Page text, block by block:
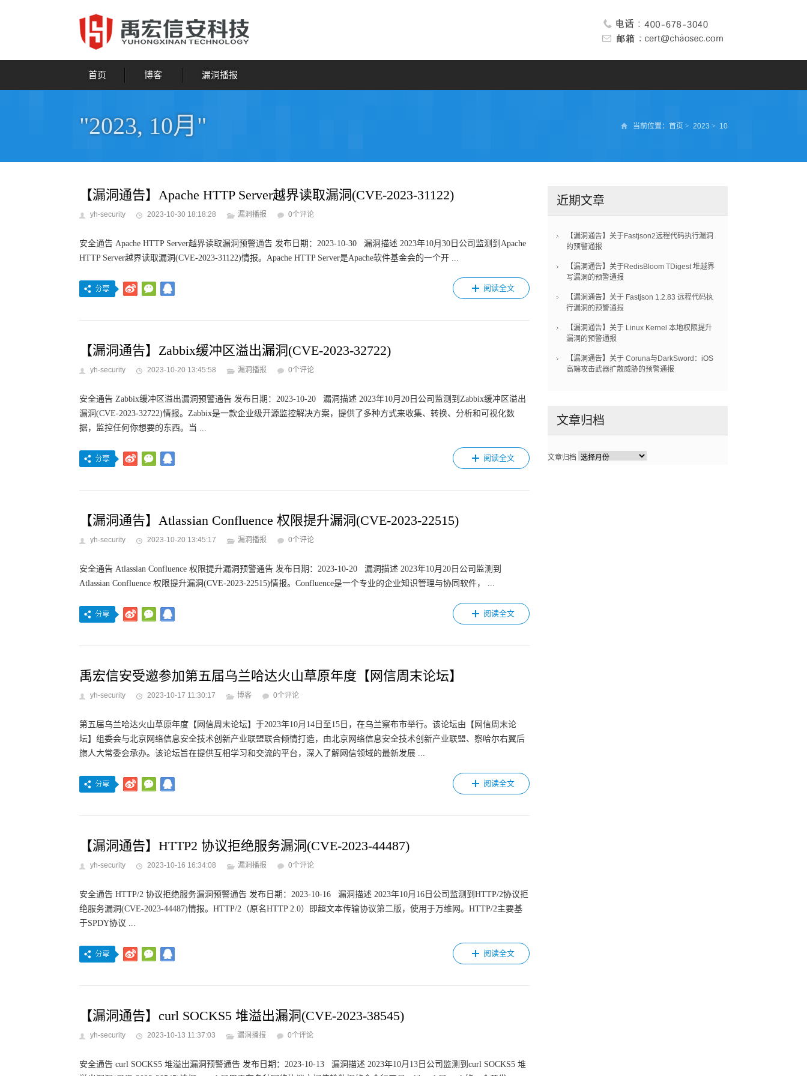
首页 博客 漏洞播报
"2023, 10月" 当前位置： 首页 > 2023 > 10
【漏洞通告】Apache HTTP Server越界读取漏洞(CVE-2023-31122)
yh-security 2023-10-30 18:18:28 漏洞播报 0个评论
安全通告 Apache HTTP Server越界读取漏洞预警通告 发布日期：2023-10-30 漏洞描述 2023年10月30日公司监测到Apache
HTTP Server越界读取漏洞(CVE-2023-31122)情报。Apache HTTP Server是Apache软件基金会的一个开 ...
阅读全文
【漏洞通告】Zabbix缓冲区溢出漏洞(CVE-2023-32722)
yh-security 2023-10-20 13:45:58 漏洞播报 0个评论
安全通告 Zabbix缓冲区溢出漏洞预警通告 发布日期：2023-10-20 漏洞描述 2023年10月20日公司监测到Zabbix缓冲区溢出
漏洞(CVE-2023-32722)情报。Zabbix是一款企业级开源监控解决方案，提供了多种方式来收集、转换、分析和可视化数
据，监控任何你想要的东西。当 ...
阅读全文
【漏洞通告】Atlassian Confluence 权限提升漏洞(CVE-2023-22515)
yh-security 2023-10-20 13:45:17 漏洞播报 0个评论
安全通告 Atlassian Confluence 权限提升漏洞预警通告 发布日期：2023-10-20 漏洞描述 2023年10月20日公司监测到
Atlassian Confluence 权限提升漏洞(CVE-2023-22515)情报。Confluence是一个专业的企业知识管理与协同软件， ...
阅读全文
禹宏信安受邀参加第五届乌兰哈达火山草原年度【网信周末论坛】
yh-security 2023-10-17 11:30:17 博客 0个评论
第五届乌兰哈达火山草原年度【网信周末论坛】于2023年10月14日至15日，在乌兰察布市举行。该论坛由【网信周末论
坛】组委会与北京网络信息安全技术创新产业联盟联合倾情打造，由北京网络信息安全技术创新产业联盟、察哈尔右翼后
旗人大常委会承办。该论坛旨在提供互相学习和交流的平台，深入了解网信领域的最新发展 ...
阅读全文
【漏洞通告】HTTP2 协议拒绝服务漏洞(CVE-2023-44487)
yh-security 2023-10-16 16:34:08 漏洞播报 0个评论
安全通告 HTTP/2 协议拒绝服务漏洞预警通告 发布日期：2023-10-16 漏洞描述 2023年10月16日公司监测到HTTP/2协议拒
绝服务漏洞(CVE-2023-44487)情报。HTTP/2（原名HTTP 2.0）即超文本传输协议第二版，使用于万维网。HTTP/2主要基
于SPDY协议 ...
阅读全文
【漏洞通告】curl SOCKS5 堆溢出漏洞(CVE-2023-38545)
yh-security 2023-10-13 11:37:03 漏洞播报 0个评论
安全通告 curl SOCKS5 堆溢出漏洞预警通告 发布日期：2023-10-13 漏洞描述 2023年10月13日公司监测到curl SOCKS5 堆
近期文章
【漏洞通告】关于Fastjson2远程代码执行漏洞
的预警通报
【漏洞通告】关于RedisBloom TDigest 堆越界
写漏洞的预警通报
【漏洞通告】关于 Fastjson 1.2.83 远程代码执
行漏洞的预警通报
【漏洞通告】关于 Linux Kernel 本地权限提升
漏洞的预警通报
【漏洞通告】关于 Coruna与DarkSword：iOS
高端攻击武器扩散威胁的预警通报
文章归档
文章归档